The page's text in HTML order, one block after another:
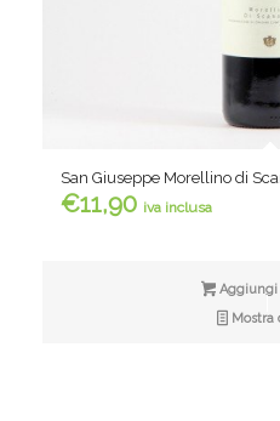
San Giuseppe Morellino di
€11,90 iva inclusa
Aggiungi
Mostra